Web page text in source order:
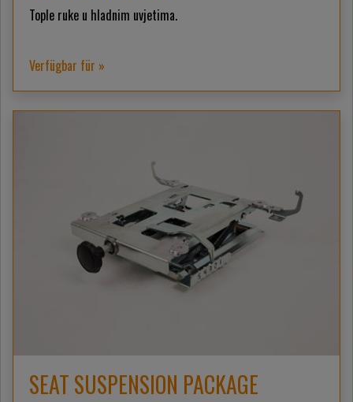
Tople ruke u hladnim uvjetima.
Verfügbar für »
SEAT SUSPENSION PACKAGE